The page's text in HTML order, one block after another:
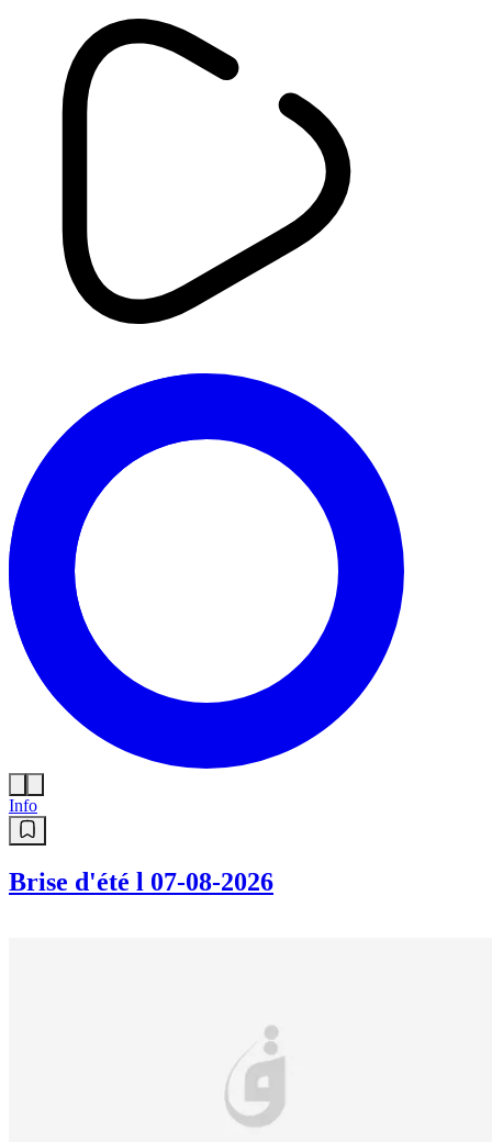
Info
Brise d'été l 07-08-2026